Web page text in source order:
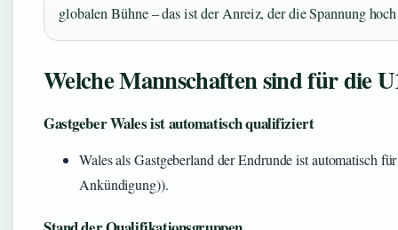
globalen Bühne – das ist der Anreiz, der die Spannung
Welche Mannschaften sind für die
Gastgeber Wales ist automatisch qualifiziert
Wales als Gastgeberland der Endrunde ist automatisch
Ankündigung)).